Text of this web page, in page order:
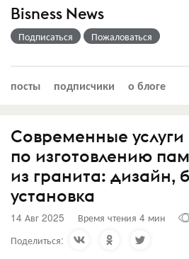
Bisness News
Подписаться Пожаловаться
посты подписчики о блоге
Современные услуги
по изготовлению
из гранита: дизайн,
установка
14 Авг 2025 Время чтения 4 мин
Поделиться: